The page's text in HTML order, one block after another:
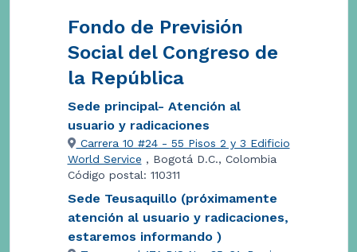
Fondo de Previsión
Social del Congreso de
la República
Sede principal- Atención al
usuario y radicaciones
Carrera 10 #24 - 55 Pisos 2 y 3 Edificio
World Service , Bogotá D.C., Colombia
Código postal: 110311
Sede Teusaquillo (próximamente
atención al usuario y radicaciones,
estaremos informando )